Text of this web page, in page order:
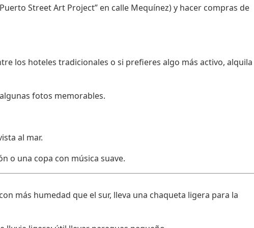
Street Art Project” en calle Mequínez) y hacer compras de
los hoteles tradicionales o si prefieres algo más activo, alquila
fotos memorables.
al mar.
o una copa con música suave.
más humedad que el sur, lleva una chaqueta ligera para la